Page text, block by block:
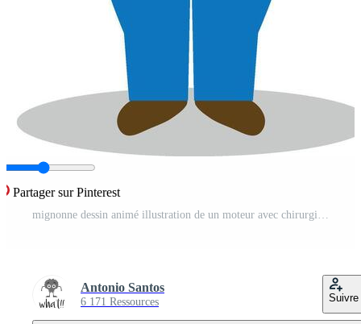
Partager sur Pinterest
mignonne dessin animé illustration de un moteur avec chirurgical masque et latex gants comme protection contre une santé urgence Vecteur Pro
Antonio Santos
6 171 Ressources Suivre